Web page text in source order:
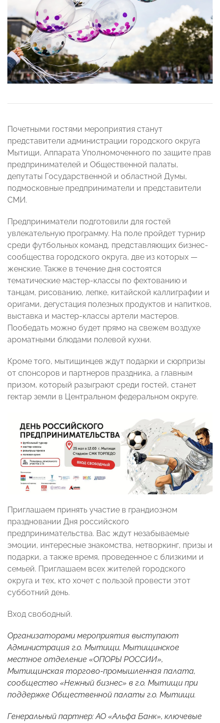
Почетными гостями мероприятия станут
представители администрации городского округа
Мытищи, Аппарата Уполномоченного по защите прав
предпринимателей и Общественной палаты,
депутаты Государственной и областной Думы,
подмосковные предприниматели и представители
СМИ.
Предприниматели подготовили для гостей
увлекательную программу. На поле пройдет турнир
среди футбольных команд, представляющих бизнес-
сообщества городского округа, две из которых —
женские. Также в течение дня состоятся
тематические мастер-классы по фехтованию и
танцам, рисованию, лепке, китайской каллиграфии и
оригами, дегустация полезных продуктов и напитков,
выставка и мастер-классы артели мастеров.
Пообедать можно будет прямо на свежем воздухе
ароматными блюдами полевой кухни.
Кроме того, мытищинцев ждут подарки и сюрпризы
от спонсоров и партнеров праздника, а главным
призом, который разыграют среди гостей, станет
гектар земли в Центральном федеральном округе.
Приглашаем принять участие в грандиозном
праздновании Дня российского
предпринимательства. Вас ждут незабываемые
эмоции, интересные знакомства, нетворкинг, призы и
подарки, а также время, проведенное с близкими и
семьей. Приглашаем всех жителей городского
округа и тех, кто хочет с пользой провести этот
субботний день.
Вход свободный.
Организаторами мероприятия выступают
Администрация г.о. Мытищи, Мытищинское
местное отделение «ОПОРЫ РОССИИ»,
Мытищинская торгово-промышленная палата,
сообщество «Нежный бизнес» в г.о. Мытищи при
поддержке Общественной палаты г.о. Мытищи.
Генеральный партнер: АО «Альфа Банк», ключевые